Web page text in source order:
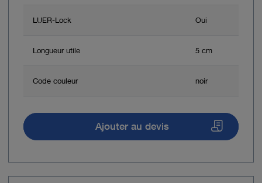
LUER-Lock Oui
Longueur utile 5 cm
Code couleur noir
Ajouter au devis